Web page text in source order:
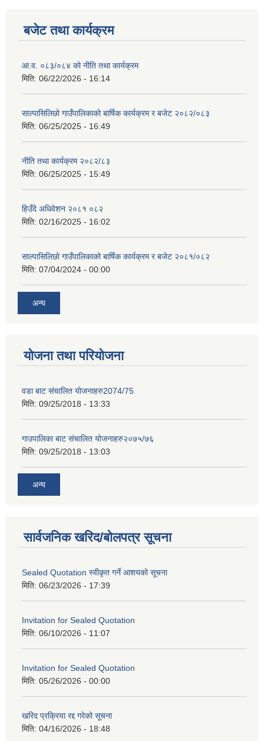
बजेट तथा कार्यक्रम
आ.व. ०८३/०८४ को नीति तथा कार्यक्रम
मिति: 06/22/2026 - 16:14
साल्पासिलिछो गाउँपालिकाको बार्षिक कार्यक्रम र बजेट २०८२/०८३
मिति: 06/25/2025 - 16:49
नीति तथा कार्यक्रम २०८२/८३
मिति: 06/25/2025 - 15:49
हिउँदे अधिवेशन २०८१ ०८२
मिति: 02/16/2025 - 16:02
साल्पासिलिछो गाउँपालिकाको बार्षिक कार्यक्रम र बजेट २०८१/०८२
मिति: 07/04/2024 - 00:00
अन्य
योजना तथा परियोजना
वडा बाट संचालित योजनाहरु2074/75
मिति: 09/25/2018 - 13:33
गाउपालिका बाट संचालित योजनाहरु२०७५/७६
मिति: 09/25/2018 - 13:03
अन्य
सार्वजनिक खरिद/बोलपत्र सूचना
Sealed Quotation स्वीकृत गर्ने आशयको सूचना
मिति: 06/23/2026 - 17:39
Invitation for Sealed Quotation
मिति: 06/10/2026 - 11:07
Invitation for Sealed Quotation
मिति: 05/26/2026 - 00:00
खरिद प्रक्रिया रद्द गरेको सूचना
मिति: 04/16/2026 - 18:48